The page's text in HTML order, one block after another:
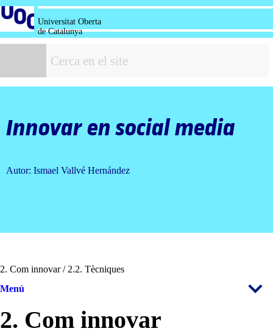
Salta
al
contingut
Universitat Oberta
de Catalunya
Innovar ensocial media
Autor: Ismael Vallvé Hernández
2. Com innovar / 2.2. Tècniques
Menú
2. Com innovar